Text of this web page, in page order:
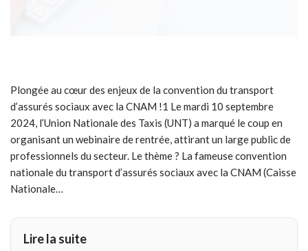
Plongée au cœur des enjeux de la convention du transport
d’assurés sociaux avec la CNAM !1 Le mardi 10 septembre
2024, l’Union Nationale des Taxis (UNT) a marqué le coup en
organisant un webinaire de rentrée, attirant un large public de
professionnels du secteur. Le thème ? La fameuse convention
nationale du transport d’assurés sociaux avec la CNAM (Caisse
Nationale…
Lire la suite